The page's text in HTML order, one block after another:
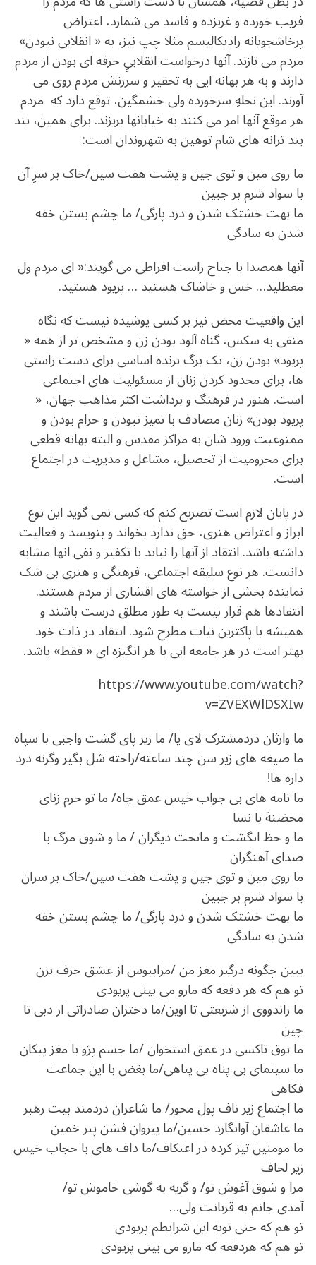
فریب خورده و غربزده و فاسد می شمارد، اعتراض
پرخاشجویانه رادیکالیسم مثلا چپ نیز، به « انقلابی نبودن»
مردم می تازند. آنها درخواست انقلابیِِ حرفه ای بودن از مردم
دارند و به هر بهانه ایی به تحقیر و سرزنش مردم روی می
آورند. این نحلهِ سرخورده ولی خشمگین، توقع دارد که مردم
هر موقع آنها امر می کنند به خیابانها بریزند. برای همین، بند
بند ترانه های شام توهین به شهروندان است:
ما روی مین و توی جین و پشت هفت سین/خاک بر سرِ آن
با سواد شرم بر جبین
ما بهت خشتک شدن و درد پارگی/ ما چشم بستن خفه
شدن به سادگی
آنها همصدا با جناح راست افراطی می گویند:« ای مردم ول
معطلید… خس و خاشاک هستید … پریود هستید.
این واقعیت محض نیز بر کسی پوشیده نیست که نگاه
منفی به سکس، گناه آلود بودن زن و مشخص تر از همه «
پریود» بودن زن، یک برگ برنده اساسی برای دست راستی
ها، برای محدود کردن زنان از مسئولیت های اجتماعی
است. هنوز در فرهنگ و برداشت اکثر مذاهب جهان، «
پریود بودن» زنان مصادف با تمیز نبودن و حرام بودن و
ممنوعیت ورود شان به مراکز مقدس و البته بهانه قطعی
برای محرومیت از تحصیل، مشاغل و مدیریت در اجتماع
است.
در پایان لازم است تصریح کنم که کسی نمی گوید این نوع
ابراز و اعتراض هنری، حق ندارد بخواند و بنویسد و فعالیت
داشته باشد. انتقاد از آنها را نباید با تکفیر و نفی انها مشابه
دانست. هر نوع سلیقه اجتماعی، فرهنگی و هنری بی شک
نماینده بخشی از خواسته های اقشاری از مردم هستند.
انتقادها هم قرار نیست به طور مطلق درست باشند و
همیشه با پاکترین نیات مطرح شود. انتقاد در ذات خود
بهتر است در هر جامعه ایی با هر انگیزه ای « فقط» باشد.
https://www.youtube.com/watch?
v=ZVEXWlDSXIw
ما وارثان دردمشترک لای پا/ ما زیر پای گشت واجبی با سپاه
ما صیغه های زیر سن چند ساعته/راحته شل بگیر وگرنه درد
داره ها!
ما نامه های بی جواب خیس عمق چاه/ ما تو حرم زنای
محصَنهَ با نسا
ما و حظ انگشت و ماتحت دیگران / ما و شوق مرگ با
صدای آهنگران
ما روی مین و توی جین و پشت هفت سین/خاک بر سران
با سواد شرم بر جبین
ما بهت خشتک شدن و درد پارگی/ ما چشم بستن خفه
شدن به سادگی
ببین چگونه درگیر مغز من /مراببوس از عشق حرف بزن
تو هم که هر دفعه که مارو می بینی پریودی
ما راندووی از شریعتی تا اوین/ما دختران صادراتی از دبی تا
چین
ما بوق تاکسی در عمق استخوان /ما جسم پژو با مغز پیکان
ما سینمای بی پناه بی پناهی/ما بغض با این جماعت
فکاهی
ما اجتماع زیر ناف پول محور/ ما شاعران دردمند بیت رهبر
ما عاشقان آوانگارد حسین/ما پیروان فشن پیر خمین
ما مومنین تیز کرده در اعتکاف/ما داف های با حجاب خیس
زیر لحاف
مرا و شوق آغوش تو/ و گریه به گوشی خاموش تو/
آمدی جانم به قربانت ولی…
تو هم که حتی تویه این شرایطم پریودی
تو هم که هردفعه که مارو می بینی پریودی